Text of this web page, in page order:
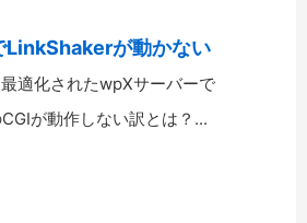
LinkShakerが動かない
適化されたwpXサーバーで
が動作しない訳とは？...